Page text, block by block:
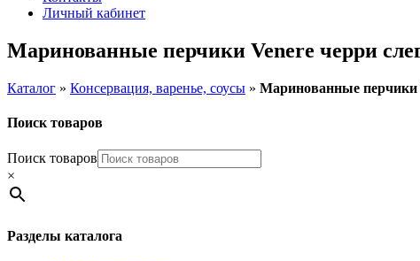
Личный кабинет
Маринованные перчики Venere черри
Каталог » Консервация, варенье, соусы » Маринованные перчики
Поиск товаров
Поиск товаров
×
Разделы каталога